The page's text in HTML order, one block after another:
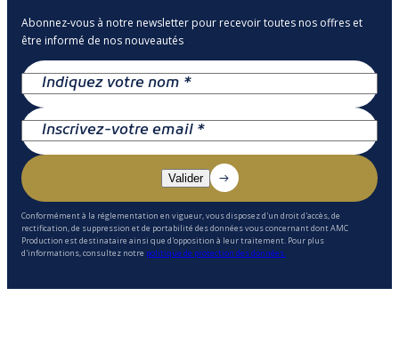
Abonnez-vous à notre newsletter pour recevoir toutes nos offres et
être informé de nos nouveautés
Conformément à la réglementation en vigueur, vous disposez d'un droit d'accès, de
rectification, de suppression et de portabilité des données vous concernant dont AMC
Production est destinataire ainsi que d'opposition à leur traitement. Pour plus
d'informations, consultez notre politique de protection des données.